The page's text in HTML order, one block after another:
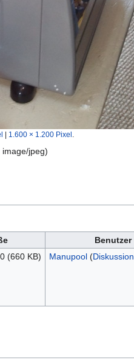
1.600 × 1.200 Pixel
image/jpeg)
Benutzer
(660 KB) Manupool (Diskussion